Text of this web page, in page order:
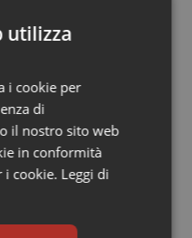
Il confronto riparte
sanitaria al lavoro,
su 118, liste d’attesa
pubblica avviso
utilizza
i cookie per
di
il nostro sito web
in conformità
i cookie. Leggi di